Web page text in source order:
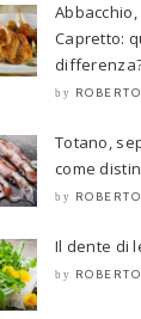
Capretto:
by
Totano,
come
by
Il dente di
by